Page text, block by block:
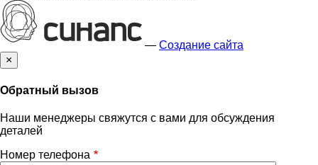
— Создание сайта
×
Обратный вызов
Наши менеджеры свяжутся с вами для обсуждения
деталей
Номер телефона